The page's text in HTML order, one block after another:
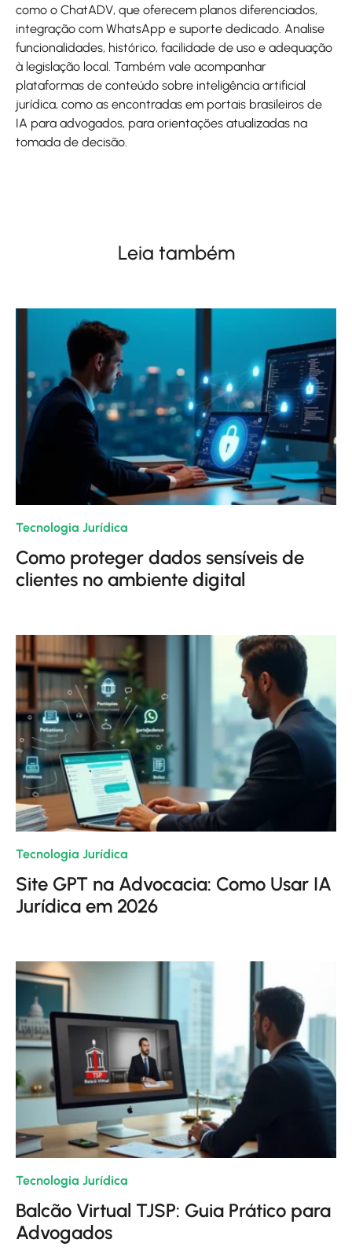
como o ChatADV, que oferecem planos diferenciados,
integração com WhatsApp e suporte dedicado. Analise
funcionalidades, histórico, facilidade de uso e adequação
à legislação local. Também vale acompanhar
plataformas de conteúdo sobre inteligência artificial
jurídica, como as encontradas em portais brasileiros de
IA para advogados, para orientações atualizadas na
tomada de decisão.
Leia também
Tecnologia Jurídica
Como proteger dados sensíveis de
clientes no ambiente digital
Tecnologia Jurídica
Site GPT na Advocacia: Como Usar IA
Jurídica em 2026
Tecnologia Jurídica
Balcão Virtual TJSP: Guia Prático para
Advogados